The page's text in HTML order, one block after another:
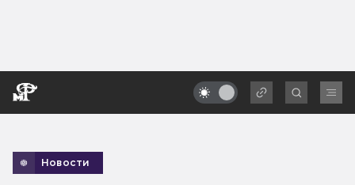
Новости